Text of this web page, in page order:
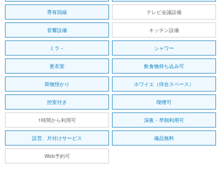
専有回線 テレビ会議設備
音響設備 キッチン設備
ミラ－ シャワー
更衣室 飲食物持ち込み可
荷物預かり ホワイエ（待合スペース）
控室付き 喫煙可
1時間から利用可 深夜・早朝利用可
設営、片付けサービス 備品無料
Web予約可